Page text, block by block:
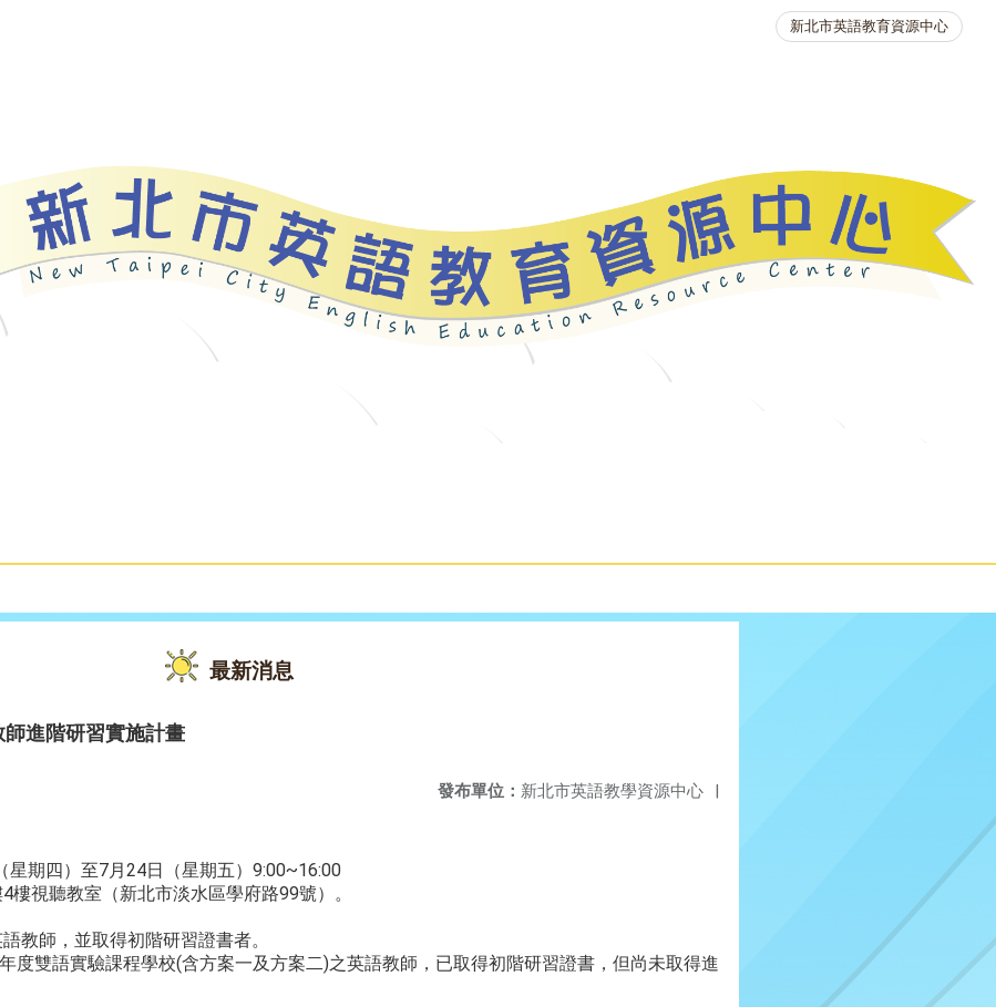
新北市英語教育資源中心
最新消息
進階研習實施計畫
發布單位： 新北市英語教學資源中心 |
星期四）至7月24日（星期五）9:00~16:00
樓視聽教室（新北市淡水區學府路99號）。
教師，並取得初階研習證書者。
度雙語實驗課程學校(含方案一及方案二)之英語教師，已取得初階研習證書，但尚未取得進